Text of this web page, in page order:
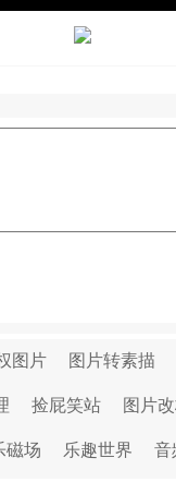
图片 图片转素描
捡屁笑站 图片
磁场 乐趣世界 音